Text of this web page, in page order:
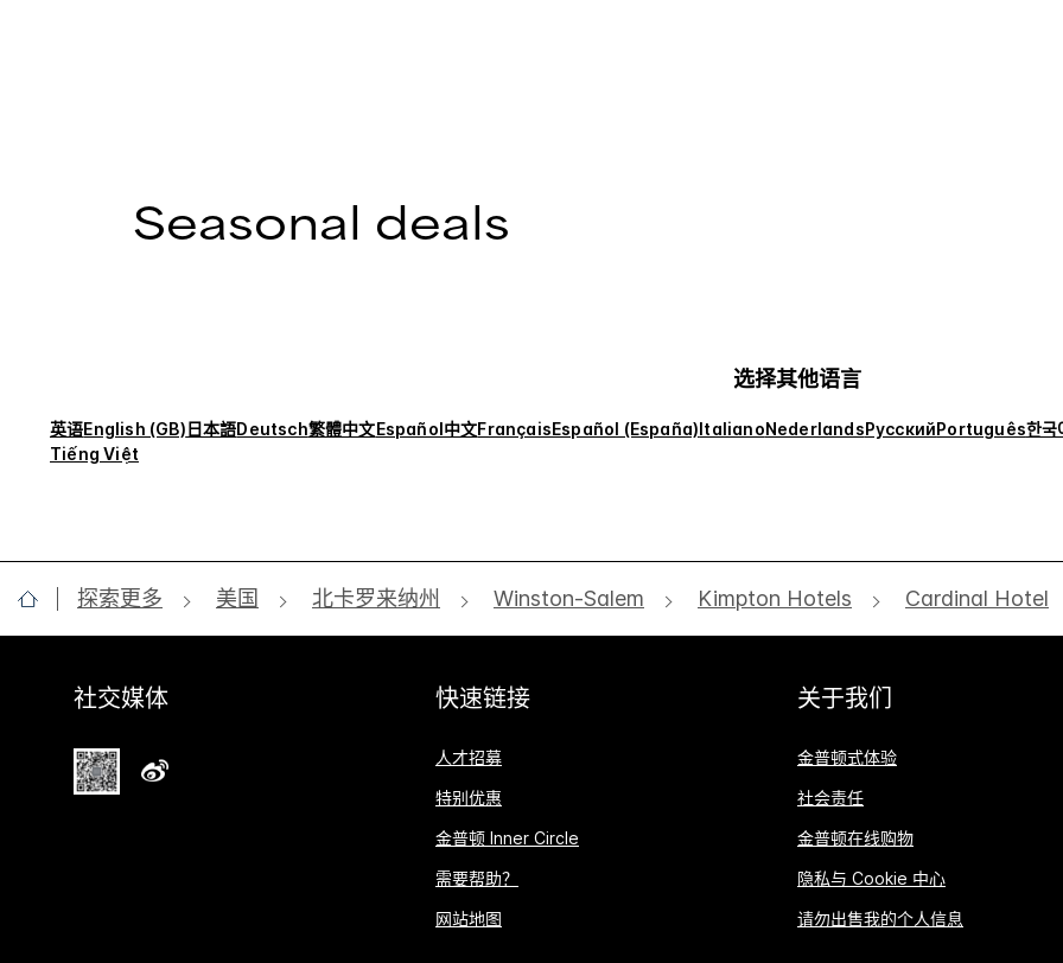
Seasonal deals
选择其他语言
英语English (GB)日本語Deutsch繁體中文Español中文FrançaisEspañol (España)ItalianoNederlandsРусскийPortuguês한국
Tiếng Việt
探索更多 美国 北卡罗来纳州 Winston-Salem Kimpton Hotels Cardinal Hotel
社交媒体 快速链接
人才招募
特别优惠
金普顿 Inner Circle
需要帮助？
网站地图
关于我们
金普顿式体验
社会责任
金普顿在线购物
隐私与 Cookie 中心
请勿出售我的个人信息